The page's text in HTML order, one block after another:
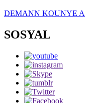
DEMANN KOUNYE A
SOSYAL